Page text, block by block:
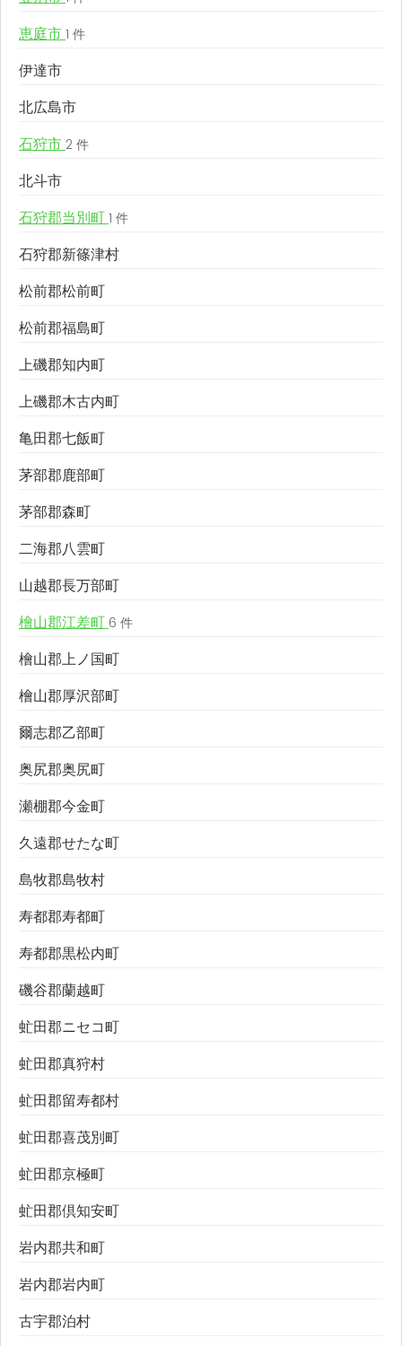
恵庭市 1 件
伊達市
北広島市
石狩市 2 件
北斗市
石狩郡当別町 1 件
石狩郡新篠津村
松前郡松前町
松前郡福島町
上磯郡知内町
上磯郡木古内町
亀田郡七飯町
茅部郡鹿部町
茅部郡森町
二海郡八雲町
山越郡長万部町
檜山郡江差町 6 件
檜山郡上ノ国町
檜山郡厚沢部町
爾志郡乙部町
奥尻郡奥尻町
瀬棚郡今金町
久遠郡せたな町
島牧郡島牧村
寿都郡寿都町
寿都郡黒松内町
磯谷郡蘭越町
虻田郡ニセコ町
虻田郡真狩村
虻田郡留寿都村
虻田郡喜茂別町
虻田郡京極町
虻田郡倶知安町
岩内郡共和町
岩内郡岩内町
古宇郡泊村